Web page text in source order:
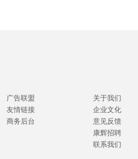
广告联盟
友情链接
商务后台
关于我们
企业文化
意见反馈
康辉招聘
联系我们